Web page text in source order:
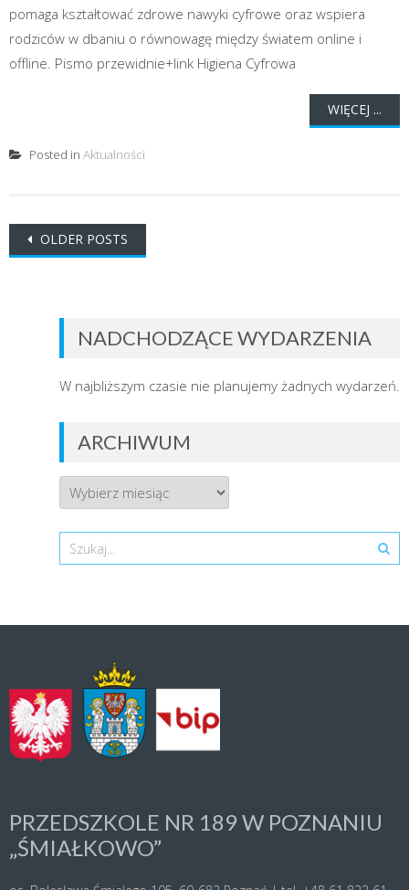
pomaga kształtować zdrowe nawyki cyfrowe oraz wspiera
rodziców w dbaniu o równowagę między światem online i
offline. Pismo przewidnie+link Higiena Cyfrowa
WIĘCEJ ...
Posted in Aktualności
Posts
OLDER POSTS
NADCHODZĄCE WYDARZENIA
W najbliższym czasie nie planujemy żadnych wydarzeń.
ARCHIWUM
Archiwum
Search
PRZEDSZKOLE NR 189 W POZNANIU
„ŚMIAŁKOWO”